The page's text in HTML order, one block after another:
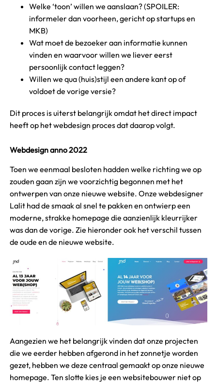
Welke ‘toon’ willen we aanslaan? (SPOILER:
informeler dan voorheen, gericht op startups en
MKB)
Wat moet de bezoeker aan informatie kunnen
vinden en waarvoor willen we liever eerst
persoonlijk contact leggen?
Willen we qua (huis)stijl een andere kant op of
voldoet de vorige versie?
Dit proces is uiterst belangrijk omdat het direct impact
heeft op het webdesign proces dat daarop volgt.
Webdesign anno 2022
Toen we eenmaal besloten hadden welke richting we op
zouden gaan zijn we voorzichtig begonnen met het
ontwerpen van onze nieuwe website. Onze webdesigner
Lalit had de smaak al snel te pakken en ontwierp een
moderne, strakke homepage die aanzienlijk kleurrijker
was dan de vorige. Zie hieronder ook het verschil tussen
de oude en de nieuwe website.
Aangezien we het belangrijk vinden dat onze projecten
die we eerder hebben afgerond in het zonnetje worden
gezet, hebben we deze centraal gemaakt op onze nieuwe
homepage. Ten slotte kies je een websitebouwer niet op